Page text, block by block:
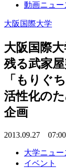
動画ニュー
大阪国際大学
大阪国際
残る武家
「もりぐ
活性化の
企画
2013.09.27 07:00
大学ニュー
イベント